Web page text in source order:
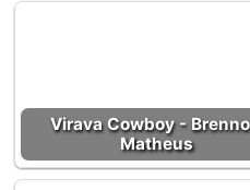
Virava Cowboy -
Matheus